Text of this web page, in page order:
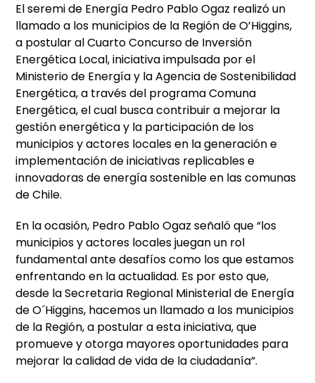
El seremi de Energía Pedro Pablo Ogaz realizó un
llamado a los municipios de la Región de O’Higgins,
a postular al Cuarto Concurso de Inversión
Energética Local, iniciativa impulsada por el
Ministerio de Energía y la Agencia de Sostenibilidad
Energética, a través del programa Comuna
Energética, el cual busca contribuir a mejorar la
gestión energética y la participación de los
municipios y actores locales en la generación e
implementación de iniciativas replicables e
innovadoras de energía sostenible en las comunas
de Chile.
En la ocasión, Pedro Pablo Ogaz señaló que “los
municipios y actores locales juegan un rol
fundamental ante desafíos como los que estamos
enfrentando en la actualidad. Es por esto que,
desde la Secretaria Regional Ministerial de Energía
de O´Higgins, hacemos un llamado a los municipios
de la Región, a postular a esta iniciativa, que
promueve y otorga mayores oportunidades para
mejorar la calidad de vida de la ciudadanía”.